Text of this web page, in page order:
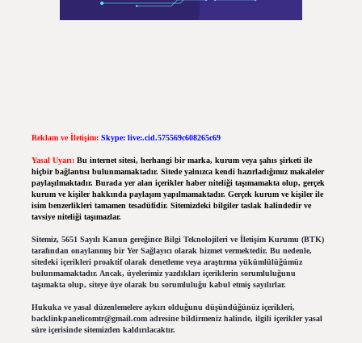
Reklam ve İletişim: Skype: live:.cid.575569c608265c69
Yasal Uyarı: Bu internet sitesi, herhangi bir marka, kurum veya şahıs şirketi ile
hiçbir bağlantısı bulunmamaktadır. Sitede yalnızca kendi hazırladığımız makaleler
paylaşılmaktadır. Burada yer alan içerikler haber niteliği taşımamakta olup, gerçek
kurum ve kişiler hakkında paylaşım yapılmamaktadır. Gerçek kurum ve kişiler ile
isim benzerlikleri tamamen tesadüfidir. Sitemizdeki bilgiler taslak halindedir ve
tavsiye niteliği taşımazlar.
Sitemiz, 5651 Sayılı Kanun gereğince Bilgi Teknolojileri ve İletişim Kurumu (BTK)
tarafından onaylanmış bir Yer Sağlayıcı olarak hizmet vermektedir. Bu nedenle,
sitedeki içerikleri proaktif olarak denetleme veya araştırma yükümlülüğümüz
bulunmamaktadır. Ancak, üyelerimiz yazdıkları içeriklerin sorumluluğunu
taşımakta olup, siteye üye olarak bu sorumluluğu kabul etmiş sayılırlar.
Hukuka ve yasal düzenlemelere aykırı olduğunu düşündüğünüz içerikleri,
backlinkpanelicomtr@gmail.comadresine bildirmeniz halinde, ilgili içerikler yasal
süre içerisinde sitemizden kaldırılacaktır.